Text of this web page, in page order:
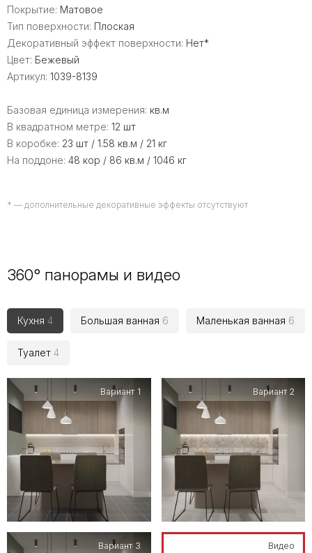
Покрытие: Матовое
Тип поверхности: Плоская
Декоративный эффект поверхности: Нет*
Цвет: Бежевый
Артикул: 1039-8139
Базовая единица измерения: кв.м
В квадратном метре: 12 шт
В коробке: 23 шт / 1.58 кв.м / 21 кг
На поддоне: 48 кор / 86 кв.м / 1046 кг
* — дополнительные декоративные эффекты отсутствуют
360° панорамы и видео
Кухня 4 Большая ванная 6 Маленькая ванная 6
Туалет 4
Вариант 1 Вариант 2
Вариант 3 Видео